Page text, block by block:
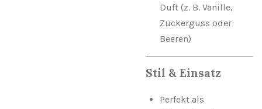
Duft (z. B. Vanille,
Zuckerguss oder
Beeren)
Stil & Einsatz
Perfekt als